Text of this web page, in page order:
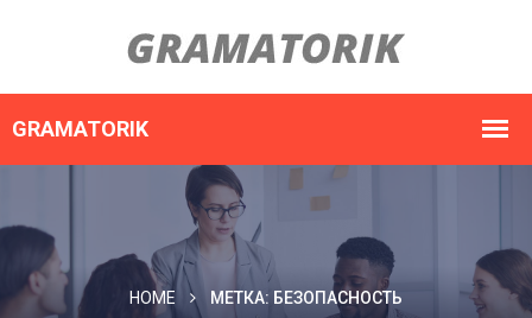
HOME МЕТКА: БЕЗОПАСНОСТЬ